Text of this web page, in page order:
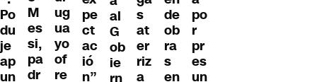
Po
du
je
ap
un
M
es
si,
pa
dr
ug
ua
yo
of
re
pe
ct
ac
ió
n”
al
G
ob
ie
rn
s
at
er
riz
a
de
ob
ra
s
en
po
r
pr
es
un